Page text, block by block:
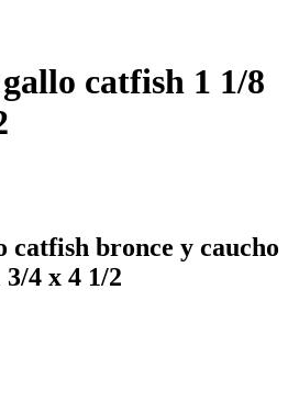
catfish 1 1/8
catfish bronce y caucho
4 x 4 1/2